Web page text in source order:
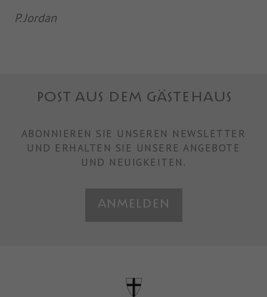
P. Jordan
POST AUS DEM GÄSTEHAUS
ABONNIEREN SIE UNSEREN NEWSLETTER
UND ERHALTEN SIE UNSERE ANGEBOTE
UND NEUIGKEITEN.
Anmelden